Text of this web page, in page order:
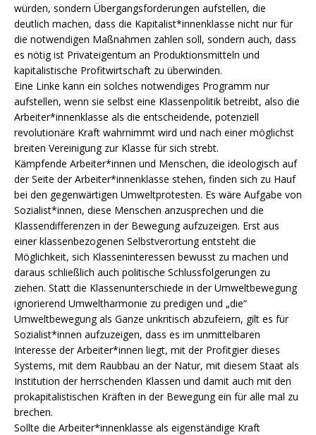
würden, sondern Übergangsforderungen aufstellen, die
deutlich machen, dass die Kapitalist*innenklasse nicht nur für
die notwendigen Maßnahmen zahlen soll, sondern auch, dass
es nötig ist Privateigentum an Produktionsmitteln und
kapitalistische Profitwirtschaft zu überwinden.
Eine Linke kann ein solches notwendiges Programm nur
aufstellen, wenn sie selbst eine Klassenpolitik betreibt, also die
Arbeiter*innenklasse als die entscheidende, potenziell
revolutionäre Kraft wahrnimmt wird und nach einer möglichst
breiten Vereinigung zur Klasse für sich strebt.
Kämpfende Arbeiter*innen und Menschen, die ideologisch auf
der Seite der Arbeiter*innenklasse stehen, finden sich zu Hauf
bei den gegenwärtigen Umweltprotesten. Es wäre Aufgabe von
Sozialist*innen, diese Menschen anzusprechen und die
Klassendifferenzen in der Bewegung aufzuzeigen. Erst aus
einer klassenbezogenen Selbstverortung entsteht die
Möglichkeit, sich Klasseninteressen bewusst zu machen und
daraus schließlich auch politische Schlussfolgerungen zu
ziehen. Statt die Klassenunterschiede in der Umweltbewegung
ignorierend Umweltharmonie zu predigen und „die“
Umweltbewegung als Ganze unkritisch abzufeiern, gilt es für
Sozialist*innen aufzuzeigen, dass es im unmittelbaren
Interesse der Arbeiter*innen liegt, mit der Profitgier dieses
Systems, mit dem Raubbau an der Natur, mit diesem Staat als
Institution der herrschenden Klassen und damit auch mit den
prokapitalistischen Kräften in der Bewegung ein für alle mal zu
brechen.
Sollte die Arbeiter*innenklasse als eigenständige Kraft